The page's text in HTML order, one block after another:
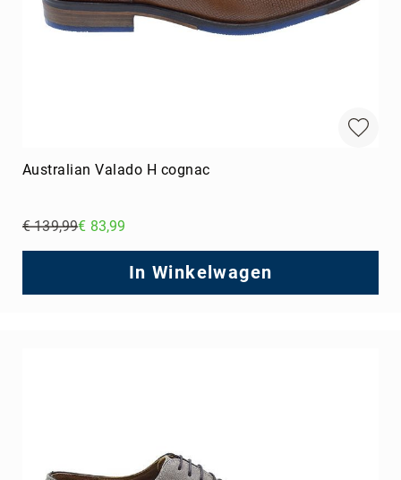
Australian Valado H cognac
€ 139,99€ 83,99
In Winkelwagen